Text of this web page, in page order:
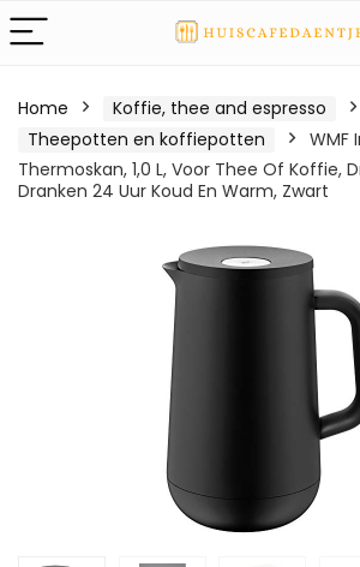
Home
Koffie, thee and espresso
Theepotten en koffiepotten
WMF
Thermoskan, 1,0 L, Voor Thee Of Koffie,
Dranken 24 Uur Koud En Warm, Zwart